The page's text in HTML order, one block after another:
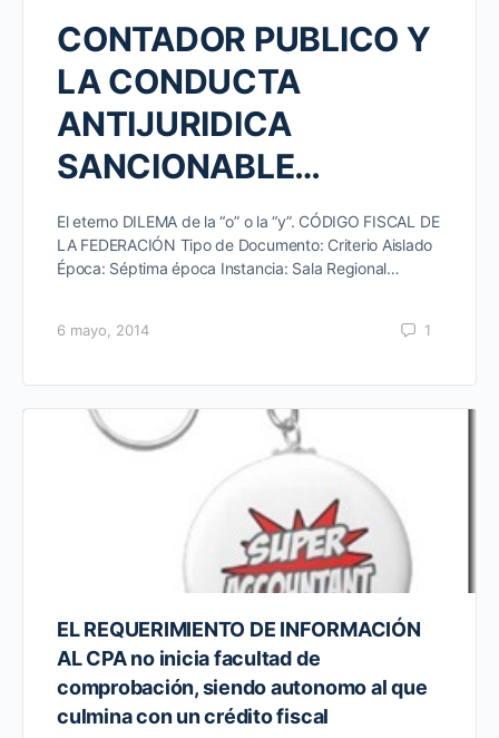
CONTADOR PUBLICO Y
LA CONDUCTA
ANTIJURIDICA
SANCIONABLE…
El eterno DILEMA de la “o” o la “y”. CÓDIGO FISCAL DE
LA FEDERACIÓN Tipo de Documento: Criterio Aislado
Época: Séptima época Instancia: Sala Regional…
6 mayo, 2014 1
EL REQUERIMIENTO DE INFORMACIÓN
AL CPA no inicia facultad de
comprobación, siendo autonomo al que
culmina con un crédito fiscal